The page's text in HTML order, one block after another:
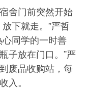
舍门前突然开始
下就走。”严哲
同学的一时善
子放在门口。”严
废品收购站，每
入。